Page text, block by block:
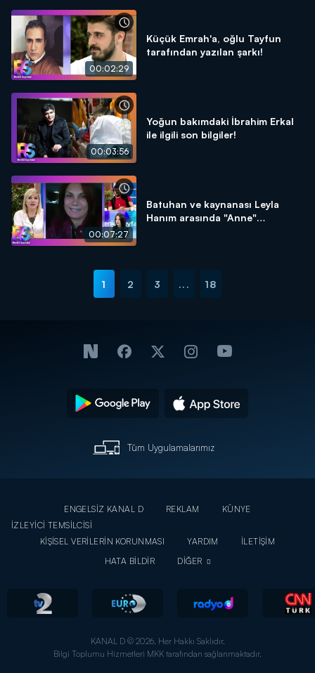
00:02:29
Küçük Emrah'a, oğlu Tayfun
tarafından yazılan şarkı!
00:03:56
Yoğun bakımdaki İbrahim Erkal
ile ilgili son bilgiler!
00:07:27
Batuhan ve kaynanası Leyla
Hanım arasında "Anne"
1 2 3 ... 18
Tüm Uygulamalarımız
ENGELSİZ KANAL D REKLAM
KÜNYE
İZLEYİCİ TEMSİLCİSİ
KİŞİSEL VERİLERİN KORUNMASI
YARDIM
İLETİŞİM
HATA BİLDİR
DİĞER
KANAL D © 2026. Her Hakkı Saklıdır.
Bilgi Toplumu Hizmetleri MKK tarafından sağlanmaktadır.